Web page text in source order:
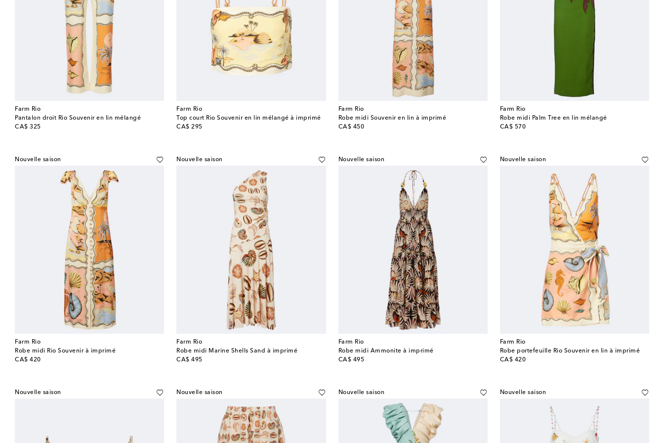
Farm Rio
Pantalon droit Rio Souvenir en lin mélangé
CA$ 325
original price
Farm Rio
Top court Rio Souvenir en lin mélangé à imprimé
CA$ 295
original price
Farm Rio
Robe midi Souvenir en lin à imprimé
CA$ 450
original price
Farm Rio
Robe midi Palm Tree en lin mélangé
CA$ 570
original price
Nouvelle saison
Farm Rio
Robe midi Rio Souvenir à imprimé
CA$ 420
original price
Nouvelle saison
Farm Rio
Robe midi Marine Shells Sand à imprimé
CA$ 495
original price
Nouvelle saison
Farm Rio
Robe midi Ammonite à imprimé
CA$ 495
original price
Nouvelle saison
Farm Rio
Robe portefeuille Rio Souvenir en lin à imprimé
CA$ 420
original price
Nouvelle saison Nouvelle saison Nouvelle saison Nouvelle saison